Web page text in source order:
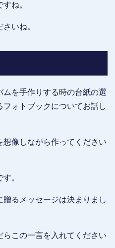
ね。
いね。
を手作りする時の台紙の選
ォトブックについてお話し
像しながら作ってください
。
るメッセージは決まりまし
この一言を入れてください